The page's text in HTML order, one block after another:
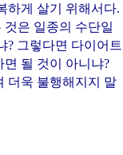
하게 살기 위해서다.
은 일종의 수단일
? 그렇다면 다이어트
될 것이 아니냐?
더욱 불행해지지 말